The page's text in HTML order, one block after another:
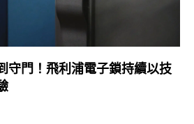
守門！飛利浦電子鎖持續以技